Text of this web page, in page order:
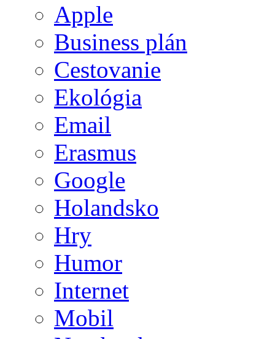
Apple
Business plán
Cestovanie
Ekológia
Email
Erasmus
Google
Holandsko
Hry
Humor
Internet
Mobil